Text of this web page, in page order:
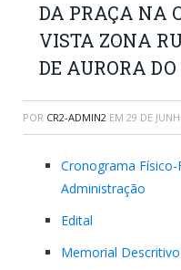
DA PRAÇA NA
VISTA ZONA
DE AURORA
POR CR2-ADMIN2 EM 29 DE
Cronograma
Administração
Edital
Memorial Descritivo